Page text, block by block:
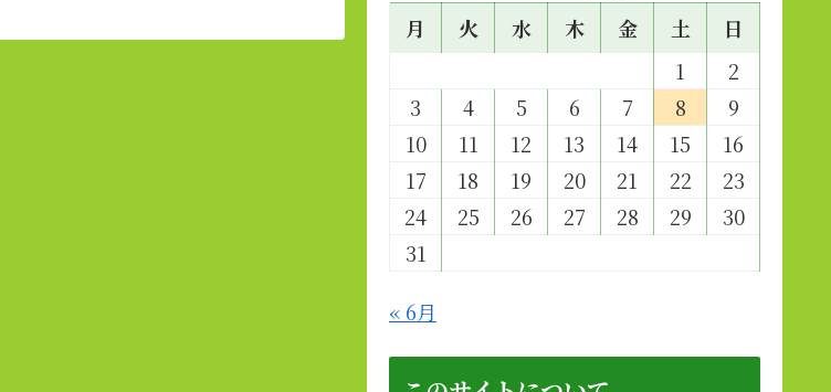
月
火 水 木 金 土
日
1
2
3
4 5 6 7 8
9
10
11 12 13 14 15
16
17
18 19 20 21 22
23
24
25 26 27 28 29
30
31
« 6月